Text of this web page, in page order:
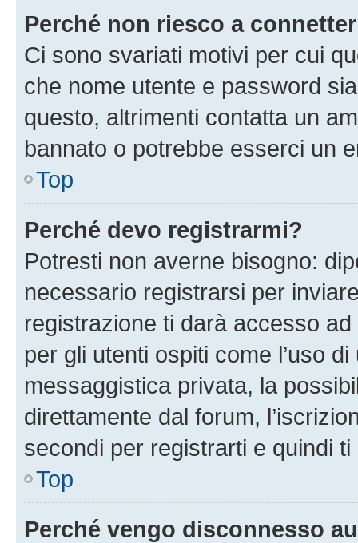
Perché non riesco a
Ci sono svariati motivi per cui
che nome utente e password
questo, altrimenti contatta un
bannato o potrebbe esserci un
Top
Perché devo registrarmi?
Potresti non averne bisogno:
necessario registrarsi per
registrazione ti darà accesso
per gli utenti ospiti come l’uso
messaggistica privata, la
direttamente dal forum,
secondi per registrarti e quindi
Top
Perché vengo disconnesso